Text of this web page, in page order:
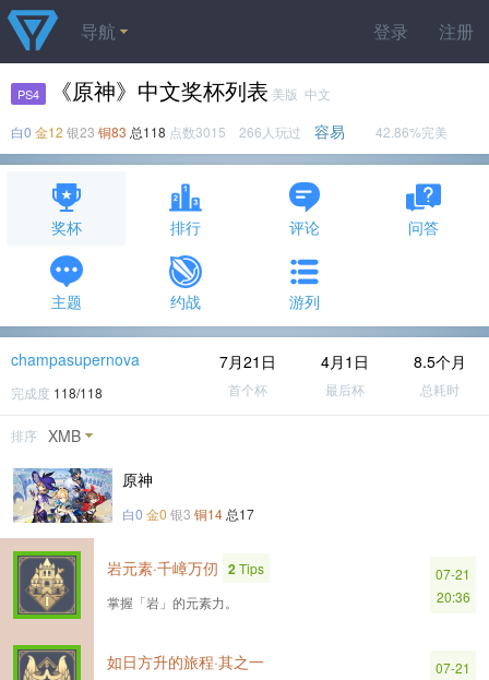
登录 注册
导航
PS4 《原神》中文奖杯列表 美版 中文
白0 金12 银23 铜83 总118 点数3015 266人玩过 容易 42.86%完美
奖杯 排行 评论 问答
主题 约战 游列
champasupernova
完成度 118/118
7月21日
首个杯
4月1日
最后杯
8.5个月
总耗时
排序 XMB
原神
白0 金0 银3 铜14 总17
岩元素·千嶂万仞 2Tips
掌握「岩」的元素力。
07-21
20:36
如日方升的旅程·其之一
07-21